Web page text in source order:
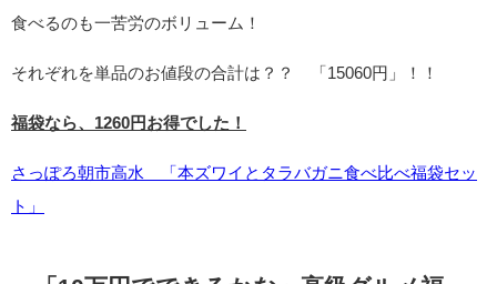
食べるのも一苦労のボリューム！
それぞれを単品のお値段の合計は？？ 「15060円」！！
福袋なら、1260円お得でした！
さっぽろ朝市高水 「本ズワイとタラバガニ食べ比べ福袋セッ
ト」